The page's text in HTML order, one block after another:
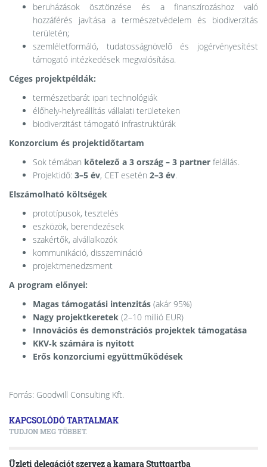
beruházások ösztönzése és a finanszírozáshoz való
hozzáférés javítása a természetvédelem és biodiverzitás
területén;
szemléletformáló, tudatosságnövelő és jogérvényesítést
támogató intézkedések megvalósítása.
Céges projektpéldák:
természetbarát ipari technológiák
élőhely‑helyreállítás vállalati területeken
biodiverzitást támogató infrastruktúrák
Konzorcium és projektidőtartam
Sok témában kötelező a 3 ország – 3 partner felállás.
Projektidő: 3–5 év, CET esetén 2–3 év.
Elszámolható költségek
prototípusok, tesztelés
eszközök, berendezések
szakértők, alvállalkozók
kommunikáció, disszemináció
projektmenedzsment
A program előnyei:
Magas támogatási intenzitás (akár 95%)
Nagy projektkeretek (2–10 millió EUR)
Innovációs és demonstrációs projektek támogatása
KKV‑k számára is nyitott
Erős konzorciumi együttműködések
Forrás: Goodwill Consulting Kft.
KAPCSOLÓDÓ TARTALMAK
TUDJON MEG TÖBBET.
Üzleti delegációt szervez a kamara Stuttgartba